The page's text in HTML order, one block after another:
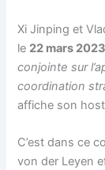
Xi Jinping et
le 22 mars 2023
conjointe sur
coordination
affiche son
C’est dans ce
von der Leyen